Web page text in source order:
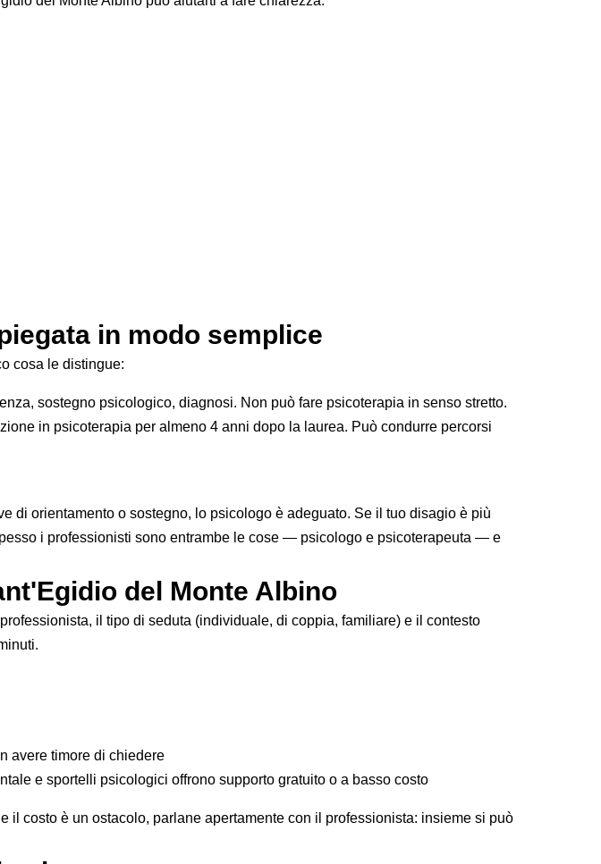
in modo semplice
cosa le distingue:
sostegno psicologico, diagnosi. Non può fare psicoterapia in senso stretto.
in psicoterapia per almeno 4 anni dopo la laurea. Può condurre percorsi
di orientamento o sostegno, lo psicologo è adeguato. Se il tuo disagio è più
i professionisti sono entrambe le cose — psicologo e psicoterapeuta — e
del Monte Albino
il tipo di seduta (individuale, di coppia, familiare) e il contesto
avere timore di chiedere
e sportelli psicologici offrono supporto gratuito o a basso costo
costo è un ostacolo, parlane apertamente con il professionista: insieme si può